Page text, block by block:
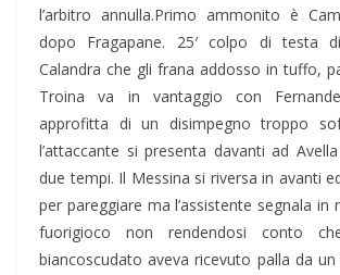
l’arbitro annulla.Primo ammonito è
dopo Fragapane. 25′ colpo di testa
Calandra che gli frana addosso in tuffo,
Troina va in vantaggio con
approfitta di un disimpegno troppo
l’attaccante si presenta davanti ad
due tempi. Il Messina si riversa in avanti
per pareggiare ma l’assistente segnala
fuorigioco non rendendosi conto
biancoscudato aveva ricevuto palla da